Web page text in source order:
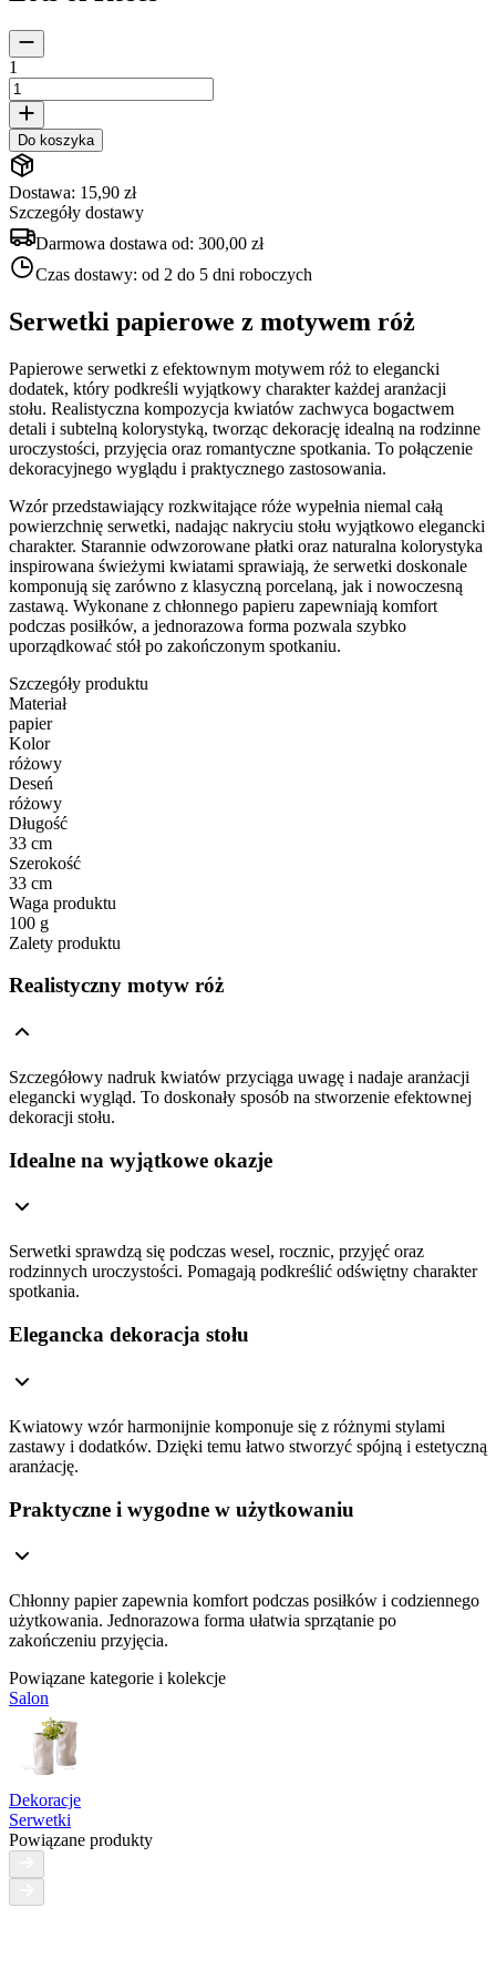
1
Do koszyka
Dostawa: 15,90 zł
Szczegóły dostawy
Darmowa dostawa od: 300,00 zł
Czas dostawy: od 2 do 5 dni roboczych
Serwetki papierowe z motywem róż
Papierowe serwetki z efektownym motywem róż to elegancki
dodatek, który podkreśli wyjątkowy charakter każdej aranżacji
stołu. Realistyczna kompozycja kwiatów zachwyca bogactwem
detali i subtelną kolorystyką, tworząc dekorację idealną na rodzinne
uroczystości, przyjęcia oraz romantyczne spotkania. To połączenie
dekoracyjnego wyglądu i praktycznego zastosowania.
Wzór przedstawiający rozkwitające róże wypełnia niemal całą
powierzchnię serwetki, nadając nakryciu stołu wyjątkowo elegancki
charakter. Starannie odwzorowane płatki oraz naturalna kolorystyka
inspirowana świeżymi kwiatami sprawiają, że serwetki doskonale
komponują się zarówno z klasyczną porcelaną, jak i nowoczesną
zastawą. Wykonane z chłonnego papieru zapewniają komfort
podczas posiłków, a jednorazowa forma pozwala szybko
uporządkować stół po zakończonym spotkaniu.
Szczegóły produktu
Materiał
papier
Kolor
różowy
Deseń
różowy
Długość
33 cm
Szerokość
33 cm
Waga produktu
100 g
Zalety produktu
Realistyczny motyw róż
Szczegółowy nadruk kwiatów przyciąga uwagę i nadaje aranżacji
elegancki wygląd. To doskonały sposób na stworzenie efektownej
dekoracji stołu.
Idealne na wyjątkowe okazje
Serwetki sprawdzą się podczas wesel, rocznic, przyjęć oraz
rodzinnych uroczystości. Pomagają podkreślić odświętny charakter
spotkania.
Elegancka dekoracja stołu
Kwiatowy wzór harmonijnie komponuje się z różnymi stylami
zastawy i dodatków. Dzięki temu łatwo stworzyć spójną i estetyczną
aranżację.
Praktyczne i wygodne w użytkowaniu
Chłonny papier zapewnia komfort podczas posiłków i codziennego
użytkowania. Jednorazowa forma ułatwia sprzątanie po
zakończeniu przyjęcia.
Powiązane kategorie i kolekcje
Salon
Dekoracje
Serwetki
Powiązane produkty